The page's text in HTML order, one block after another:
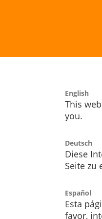
English
This
you.
Deutsch
Diese
Seite zu
Español
Esta
favor,